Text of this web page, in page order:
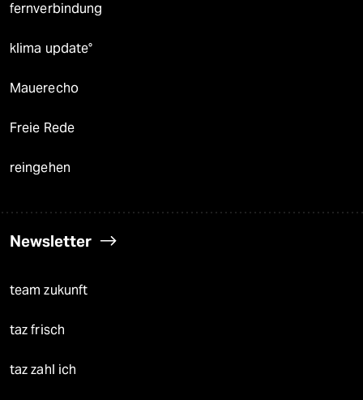
fernverbindung
klima update°
Mauerecho
Freie Rede
reingehen
Newsletter
team zukunft
taz frisch
taz zahl ich